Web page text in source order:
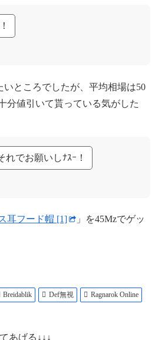
ル攻撃で
ージ + 6%
ド帽]の
以上の時、追加で
ル攻撃で
攻撃時、
ージ + 100%
の職業
いところでしたが、平均相場は50
分値引いて貰っている気がした
れでお願いしﾅｽｰ！
耳フード帽 [1]
」を45Mzでゲッ
Breidablik Def無視
Ragnarok Online
あげる↓↓↓